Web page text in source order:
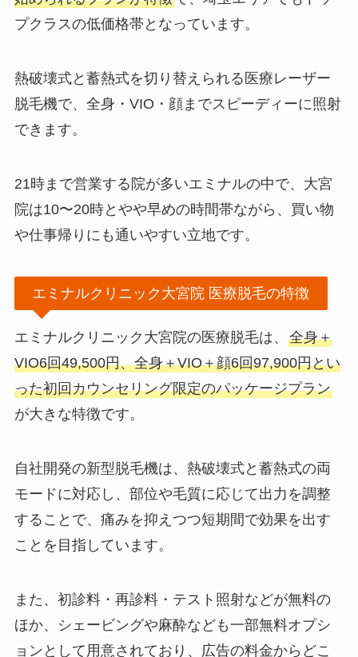
プクラスの低価格帯となっています。
熱破壊式と蓄熱式を切り替えられる医療レーザー
脱毛機で、全身・VIO・顔までスピーディーに照射
できます。
21時まで営業する院が多いエミナルの中で、大宮
院は10〜20時とやや早めの時間帯ながら、買い物
や仕事帰りにも通いやすい立地です。
エミナルクリニック大宮院 医療脱毛の特徴
エミナルクリニック大宮院の医療脱毛は、 全身＋
VIO6回49,500円、全身＋VIO＋顔6回97,900円とい
った初回カウンセリング限定のパッケージプラン
が大きな特徴です。
自社開発の新型脱毛機は、熱破壊式と蓄熱式の両
モードに対応し、部位や毛質に応じて出力を調整
することで、痛みを抑えつつ短期間で効果を出す
ことを目指しています。
また、初診料・再診料・テスト照射などが無料の
ほか、シェービングや麻酔なども一部無料オプシ
ョンとして用意されており、広告の料金からどこ